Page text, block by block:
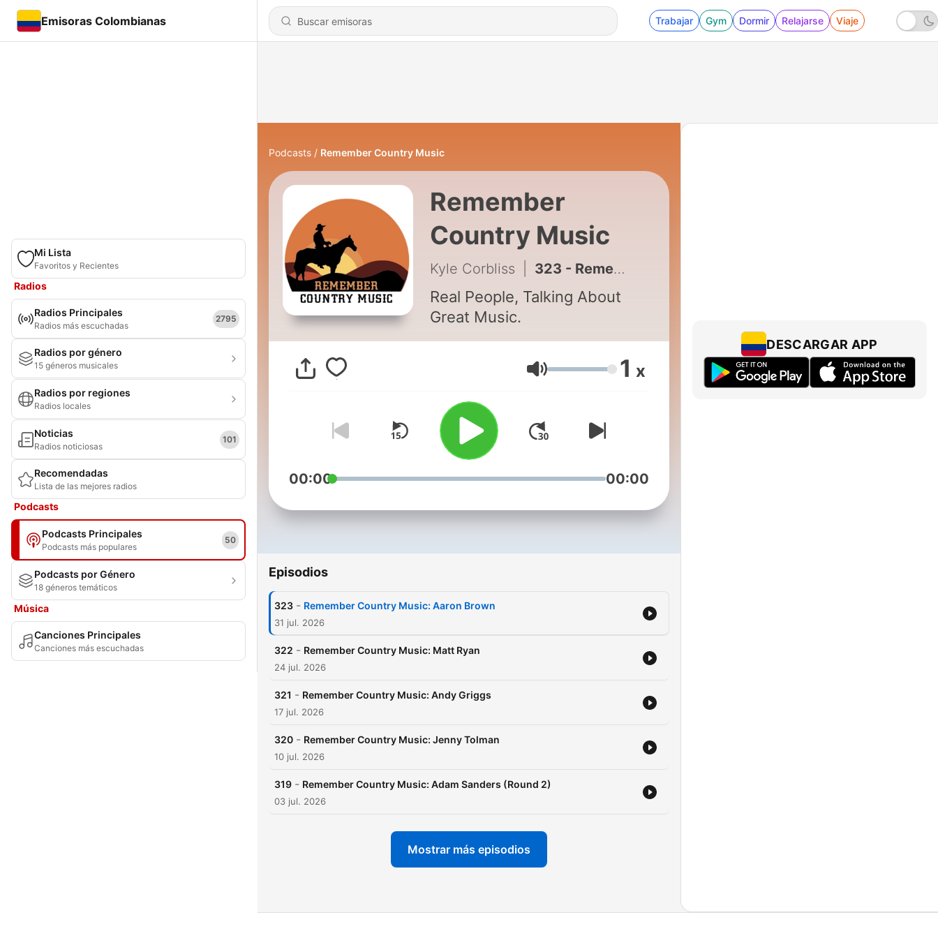
Emisoras Colombianas Trabajar Gym Dormir Relajarse Viaje
Mi Lista
Favoritos y Recientes
Radios
Radios Principales
Radios más escuchadas
2795
Radios por género
15 géneros musicales
Radios por regiones
Radios locales
Noticias
Radios noticiosas
101
Recomendadas
Lista de las mejores radios
Podcasts
Podcasts Principales
Podcasts más populares
50
Podcasts por Género
18 géneros temáticos
Música
Canciones Principales
Canciones más escuchadas
Podcasts Remember Country Music
Remember
Country Music
Kyle Corbliss 323 - Remember Country Music: Aaron Brown
Real People, Talking About
Great Music.
Volumen 1 x
00:00 00:00
Episodios
323 - Remember Country Music: Aaron Brown
31 jul. 2026
322 - Remember Country Music: Matt Ryan
24 jul. 2026
321 - Remember Country Music: Andy Griggs
17 jul. 2026
320 - Remember Country Music: Jenny Tolman
10 jul. 2026
319 - Remember Country Music: Adam Sanders (Round 2)
03 jul. 2026
Mostrar más episodios
DESCARGAR APP